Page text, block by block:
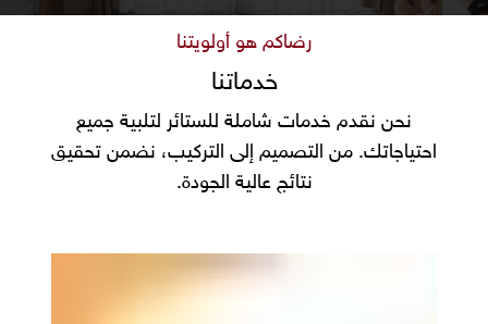
رضاكم هو أولويتنا
خدماتنا
نحن نقدم خدمات شاملة للستائر لتلبية جميع
احتياجاتك. من التصميم إلى التركيب، نضمن تحقيق
نتائج عالية الجودة.